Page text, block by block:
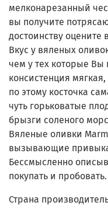
мелконарезанный
вы получите
достоинству оцените
Вкус у вяленых
чем у тех которые Вы
консистенция
по этому косточка
чуть горьковатые
брызги соленого
Вяленые оливки
вызывающие
Бессмысленно
покупать и пробовать.
Страна